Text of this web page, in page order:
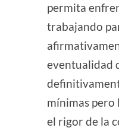
permita
trabajando
eventualidad
mínimas
el rigor de la